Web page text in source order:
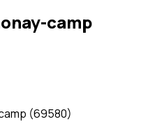
camp
(69580)